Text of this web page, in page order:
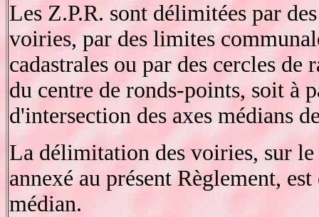
Les Z.P.R. sont délimitées par
voiries, par des limites
cadastrales ou par des cercles
du centre de ronds-points, soit à
d'intersection des axes médians
La délimitation des voiries, sur
annexé au présent Règlement,
médian.